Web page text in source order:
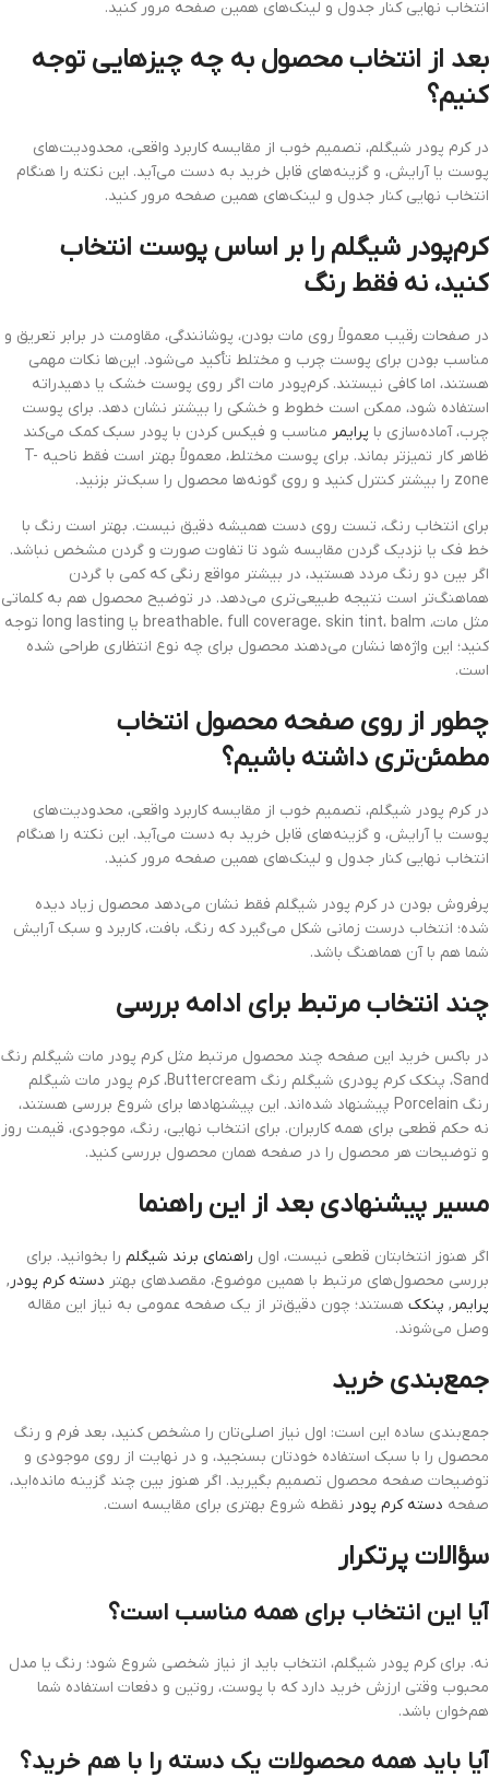
انتخاب نهایی کنار جدول و لینک‌های همین صفحه مرور کنید.
بعد از انتخاب محصول به چه چیزهایی توجه
کنیم؟
در کرم پودر شیگلم، تصمیم خوب از مقایسه کاربرد واقعی، محدودیت‌های
پوست یا آرایش، و گزینه‌های قابل خرید به دست می‌آید. این نکته را هنگام
انتخاب نهایی کنار جدول و لینک‌های همین صفحه مرور کنید.
کرم‌پودر شیگلم را بر اساس پوست انتخاب
کنید، نه فقط رنگ
در صفحات رقیب معمولاً روی مات بودن، پوشانندگی، مقاومت در برابر تعریق و
مناسب بودن برای پوست چرب و مختلط تأکید می‌شود. این‌ها نکات مهمی
هستند، اما کافی نیستند. کرم‌پودر مات اگر روی پوست خشک یا دهیدراته
استفاده شود، ممکن است خطوط و خشکی را بیشتر نشان دهد. برای پوست
چرب، آماده‌سازی با پرایمر مناسب و فیکس کردن با پودر سبک کمک می‌کند
ظاهر کار تمیزتر بماند. برای پوست مختلط، معمولاً بهتر است فقط ناحیه T-
zone را بیشتر کنترل کنید و روی گونه‌ها محصول را سبک‌تر بزنید.
برای انتخاب رنگ، تست روی دست همیشه دقیق نیست. بهتر است رنگ با
خط فک یا نزدیک گردن مقایسه شود تا تفاوت صورت و گردن مشخص نباشد.
اگر بین دو رنگ مردد هستید، در بیشتر مواقع رنگی که کمی با گردن
هماهنگ‌تر است نتیجه طبیعی‌تری می‌دهد. در توضیح محصول هم به کلماتی
مثل مات، breathable، full coverage، skin tint، balm یا long lasting توجه
کنید؛ این واژه‌ها نشان می‌دهند محصول برای چه نوع انتظاری طراحی شده
است.
چطور از روی صفحه محصول انتخاب
مطمئن‌تری داشته باشیم؟
در کرم پودر شیگلم، تصمیم خوب از مقایسه کاربرد واقعی، محدودیت‌های
پوست یا آرایش، و گزینه‌های قابل خرید به دست می‌آید. این نکته را هنگام
انتخاب نهایی کنار جدول و لینک‌های همین صفحه مرور کنید.
پرفروش بودن در کرم پودر شیگلم فقط نشان می‌دهد محصول زیاد دیده
شده؛ انتخاب درست زمانی شکل می‌گیرد که رنگ، بافت، کاربرد و سبک آرایش
شما هم با آن هماهنگ باشد.
چند انتخاب مرتبط برای ادامه بررسی
در باکس خرید این صفحه چند محصول مرتبط مثل کرم پودر مات شیگلم رنگ
Sand، پنکک کرم پودری شیگلم رنگ Buttercream، کرم پودر مات شیگلم
رنگ Porcelain پیشنهاد شده‌اند. این پیشنهادها برای شروع بررسی هستند،
نه حکم قطعی برای همه کاربران. برای انتخاب نهایی، رنگ، موجودی، قیمت روز
و توضیحات هر محصول را در صفحه همان محصول بررسی کنید.
مسیر پیشنهادی بعد از این راهنما
اگر هنوز انتخابتان قطعی نیست، اول راهنمای برند شیگلم را بخوانید. برای
بررسی محصول‌های مرتبط با همین موضوع، مقصدهای بهتر دسته کرم پودر,
پرایمر, پنکک هستند؛ چون دقیق‌تر از یک صفحه عمومی به نیاز این مقاله
وصل می‌شوند.
جمع‌بندی خرید
جمع‌بندی ساده این است: اول نیاز اصلی‌تان را مشخص کنید، بعد فرم و رنگ
محصول را با سبک استفاده خودتان بسنجید، و در نهایت از روی موجودی و
توضیحات صفحه محصول تصمیم بگیرید. اگر هنوز بین چند گزینه مانده‌اید،
صفحه دسته کرم پودر نقطه شروع بهتری برای مقایسه است.
سؤالات پرتکرار
آیا این انتخاب برای همه مناسب است؟
نه. برای کرم پودر شیگلم، انتخاب باید از نیاز شخصی شروع شود؛ رنگ یا مدل
محبوب وقتی ارزش خرید دارد که با پوست، روتین و دفعات استفاده شما
هم‌خوان باشد.
آیا باید همه محصولات یک دسته را با هم خرید؟